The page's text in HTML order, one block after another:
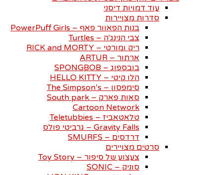
עוד דמויות דיסני
סדרות מצויירות
בנות הפאוור פאף – PowerPuff Girls
צבי הנינג'ה – Turtles
ריק ומורטי – RICK and MORTY
ארתור – ARTUR
בובספוג – SPONGBOB
הלו קיטי – HELLO KITTY
סימפסון – The Simpson’s
סאות פארק – South park
Cartoon Network
טלאטאביז – Teletubbies
Gravity Falls – גרביטי פולס
דרדסים – SMURFS
סרטים מצויירים
צעצוע של סיפור – Toy Story
סוניק – SONIC